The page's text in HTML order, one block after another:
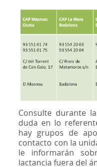
Consulte durante
duda en lo
hay grupos de
contacto con la
le informarán
lactancia fuera del